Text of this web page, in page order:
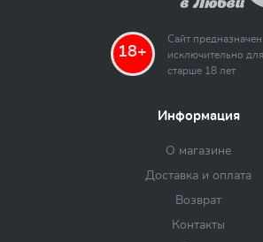
18+
Сайт предназначен
исключительно
старше 18 лет
Информация
О магазине
Доставка и оплата
Возврат
Контакты